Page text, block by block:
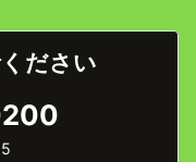
ださい